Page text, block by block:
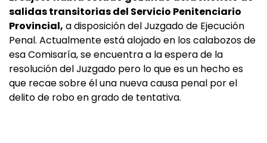
salidas transitorias del Servicio Penitenciario
Provincial, a disposición del Juzgado de Ejecución
Penal. Actualmente está alojado en los calabozos de
esa Comisaría, se encuentra a la espera de la
resolución del Juzgado pero lo que es un hecho es
que recae sobre él una nueva causa penal por el
delito de robo en grado de tentativa.